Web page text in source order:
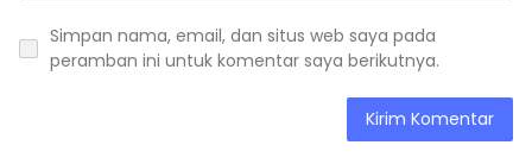
Simpan nama, email, dan situs web saya pada
peramban ini untuk komentar saya berikutnya.